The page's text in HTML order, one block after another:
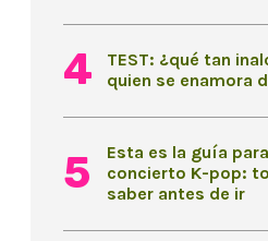
TEST: ¿qué tan
quien se enamora
Esta es la guía
concierto K-pop:
saber antes de ir